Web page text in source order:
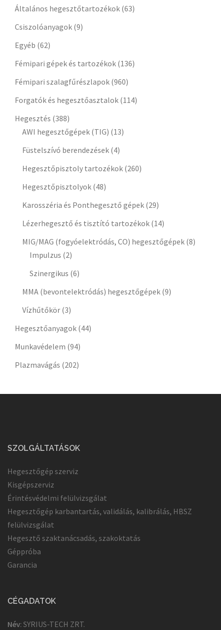
Általános hegesztőtartozékok (63)
Csiszolóanyagok (9)
Egyéb (62)
Fémipari gépek és tartozékok (136)
Fémipari szalagfűrészlapok (960)
Forgatók és hegesztőasztalok (114)
Hegesztés (388)
AWI hegesztőgépek (TIG) (13)
Füstelszívó berendezések (4)
Hegesztőpisztoly tartozékok (260)
Hegesztőpisztolyok (48)
Karosszéria és Ponthegesztő gépek (29)
Lézerhegesztő és tisztító tartozékok (14)
MIG/MAG (fogyóelektródás, CO) hegesztőgépek (8)
Impulzus (2)
Szinergikus (6)
MMA (bevontelektródás) hegesztőgépek (9)
Vízhűtőkör (3)
Hegesztőanyagok (44)
Munkavédelem (94)
Plazmavágás (202)
SZOLGÁLTATÁSOK
Hegesztőgép szerviz
Kisgépszerviz
Érintésvédelmi felülvizsgálat
Hegesztőgép karbantartás, validálás, kalibrálás, HBSZ
felülvizsgálat
Hegesztő szaktanácsadás, szakoktatás
Géppróba
Garancia
CÉGADATOK
Név: SYRIUS-TECH ZRT.